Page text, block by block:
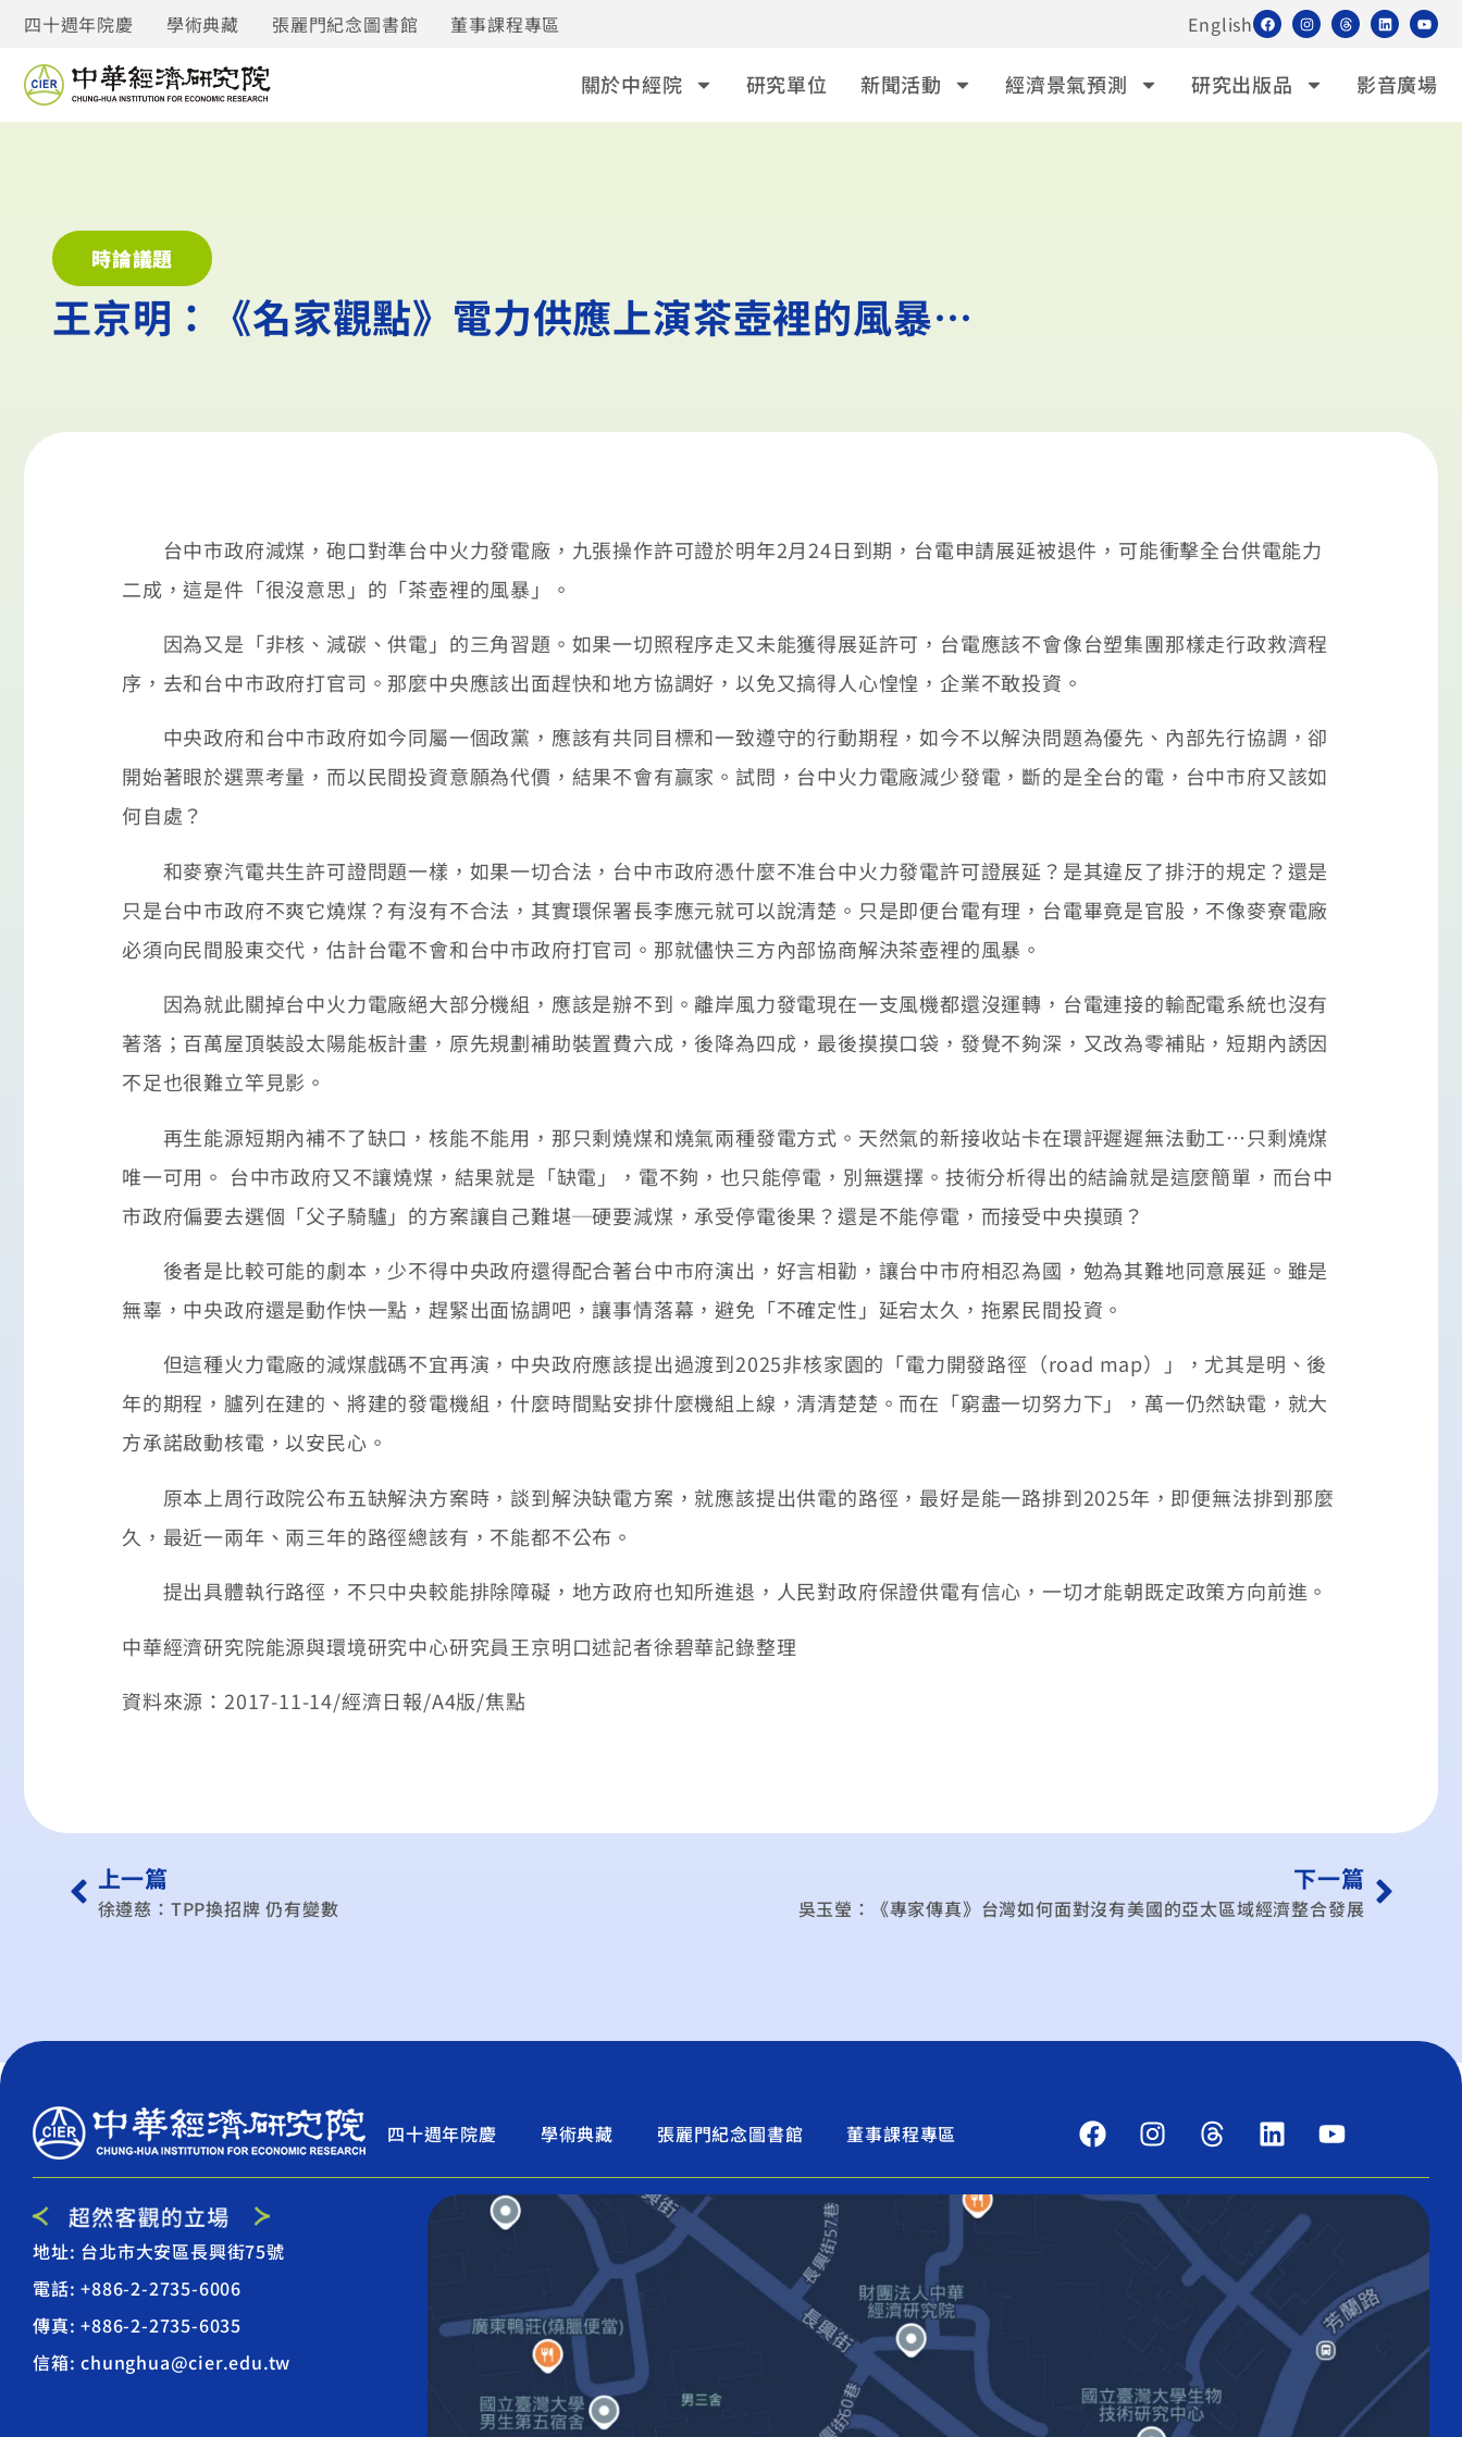
四十週年院慶 學術典藏 張麗門紀念圖書館 董事課程專區 English
關於中經院 研究單位 新聞活動 經濟景氣預測 研究出版品 影音廣場
時論議題
王京明：《名家觀點》電力供應上演茶壺裡的風暴…
台中市政府減煤，砲口對準台中火力發電廠，九張操作許可證於明年2月24日到期，台電申請展延被退件，可能衝擊全台供電能力
二成，這是件「很沒意思」的「茶壺裡的風暴」。
因為又是「非核、減碳、供電」的三角習題。如果一切照程序走又未能獲得展延許可，台電應該不會像台塑集團那樣走行政救濟程
序，去和台中市政府打官司。那麼中央應該出面趕快和地方協調好，以免又搞得人心惶惶，企業不敢投資。
中央政府和台中市政府如今同屬一個政黨，應該有共同目標和一致遵守的行動期程，如今不以解決問題為優先、內部先行協調，卻
開始著眼於選票考量，而以民間投資意願為代價，結果不會有贏家。試問，台中火力電廠減少發電，斷的是全台的電，台中市府又該如
何自處？
和麥寮汽電共生許可證問題一樣，如果一切合法，台中市政府憑什麼不准台中火力發電許可證展延？是其違反了排汙的規定？還是
只是台中市政府不爽它燒煤？有沒有不合法，其實環保署長李應元就可以說清楚。只是即便台電有理，台電畢竟是官股，不像麥寮電廠
必須向民間股東交代，估計台電不會和台中市政府打官司。那就儘快三方內部協商解決茶壺裡的風暴。
因為就此關掉台中火力電廠絕大部分機組，應該是辦不到。離岸風力發電現在一支風機都還沒運轉，台電連接的輸配電系統也沒有
著落；百萬屋頂裝設太陽能板計畫，原先規劃補助裝置費六成，後降為四成，最後摸摸口袋，發覺不夠深，又改為零補貼，短期內誘因
不足也很難立竿見影。
再生能源短期內補不了缺口，核能不能用，那只剩燒煤和燒氣兩種發電方式。天然氣的新接收站卡在環評遲遲無法動工…只剩燒煤
唯一可用。 台中市政府又不讓燒煤，結果就是「缺電」，電不夠，也只能停電，別無選擇。技術分析得出的結論就是這麼簡單，而台中
市政府偏要去選個「父子騎驢」的方案讓自己難堪─硬要減煤，承受停電後果？還是不能停電，而接受中央摸頭？
後者是比較可能的劇本，少不得中央政府還得配合著台中市府演出，好言相勸，讓台中市府相忍為國，勉為其難地同意展延。雖是
無辜，中央政府還是動作快一點，趕緊出面協調吧，讓事情落幕，避免「不確定性」延宕太久，拖累民間投資。
但這種火力電廠的減煤戲碼不宜再演，中央政府應該提出過渡到2025非核家園的「電力開發路徑（road map）」，尤其是明、後
年的期程，臚列在建的、將建的發電機組，什麼時間點安排什麼機組上線，清清楚楚。而在「窮盡一切努力下」，萬一仍然缺電，就大
方承諾啟動核電，以安民心。
原本上周行政院公布五缺解決方案時，談到解決缺電方案，就應該提出供電的路徑，最好是能一路排到2025年，即便無法排到那麼
久，最近一兩年、兩三年的路徑總該有，不能都不公布。
提出具體執行路徑，不只中央較能排除障礙，地方政府也知所進退，人民對政府保證供電有信心，一切才能朝既定政策方向前進。
中華經濟研究院能源與環境研究中心研究員王京明口述記者徐碧華記錄整理
資料來源：2017-11-14/經濟日報/A4版/焦點
上一篇
徐遵慈：TPP換招牌 仍有變數
下一篇
吳玉瑩：《專家傳真》台灣如何面對沒有美國的亞太區域經濟整合發展
四十週年院慶 學術典藏 張麗門紀念圖書館 董事課程專區
地址: 台北市大安區長興街75號
電話: +886-2-2735-6006
傳真: +886-2-2735-6035
信箱: chunghua@cier.edu.tw